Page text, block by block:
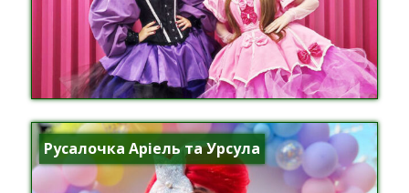
Русалочка Аріель та Урсула